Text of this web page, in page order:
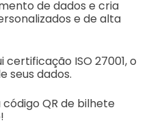
de dados e cria
e de alta
certificação ISO 27001, o
seus dados.
código QR de bilhete